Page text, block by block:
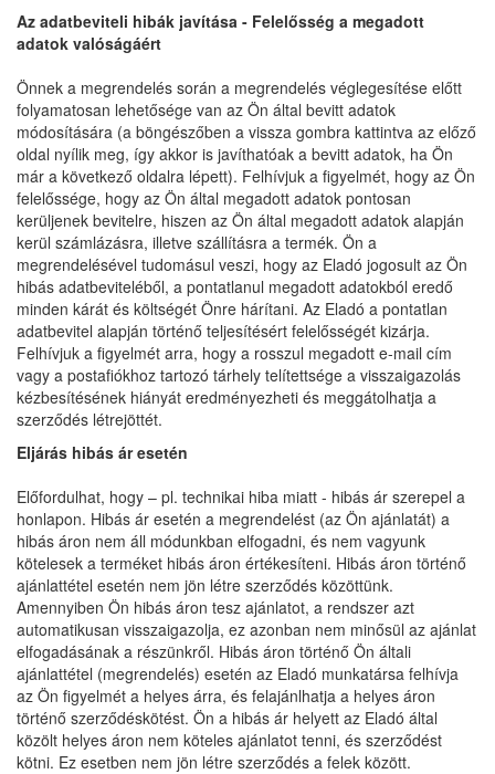
Az adatbeviteli hibák javítása - Felelősség a megadott
adatok valóságáért
Önnek a megrendelés során a megrendelés véglegesítése előtt
folyamatosan lehetősége van az Ön által bevitt adatok
módosítására (a böngészőben a vissza gombra kattintva az előző
oldal nyílik meg, így akkor is javíthatóak a bevitt adatok, ha Ön
már a következő oldalra lépett). Felhívjuk a figyelmét, hogy az Ön
felelőssége, hogy az Ön által megadott adatok pontosan
kerüljenek bevitelre, hiszen az Ön által megadott adatok alapján
kerül számlázásra, illetve szállításra a termék. Ön a
megrendelésével tudomásul veszi, hogy az Eladó jogosult az Ön
hibás adatbeviteléből, a pontatlanul megadott adatokból eredő
minden kárát és költségét Önre hárítani. Az Eladó a pontatlan
adatbevitel alapján történő teljesítésért felelősségét kizárja.
Felhívjuk a figyelmét arra, hogy a rosszul megadott e-mail cím
vagy a postafiókhoz tartozó tárhely telítettsége a visszaigazolás
kézbesítésének hiányát eredményezheti és meggátolhatja a
szerződés létrejöttét.
Eljárás hibás ár esetén
Előfordulhat, hogy – pl. technikai hiba miatt - hibás ár szerepel a
honlapon. Hibás ár esetén a megrendelést (az Ön ajánlatát) a
hibás áron nem áll módunkban elfogadni, és nem vagyunk
kötelesek a terméket hibás áron értékesíteni. Hibás áron történő
ajánlattétel esetén nem jön létre szerződés közöttünk.
Amennyiben Ön hibás áron tesz ajánlatot, a rendszer azt
automatikusan visszaigazolja, ez azonban nem minősül az ajánlat
elfogadásának a részünkről. Hibás áron történő Ön általi
ajánlattétel (megrendelés) esetén az Eladó munkatársa felhívja
az Ön figyelmét a helyes árra, és felajánlhatja a helyes áron
történő szerződéskötést. Ön a hibás ár helyett az Eladó által
közölt helyes áron nem köteles ajánlatot tenni, és szerződést
kötni. Ez esetben nem jön létre szerződés a felek között.